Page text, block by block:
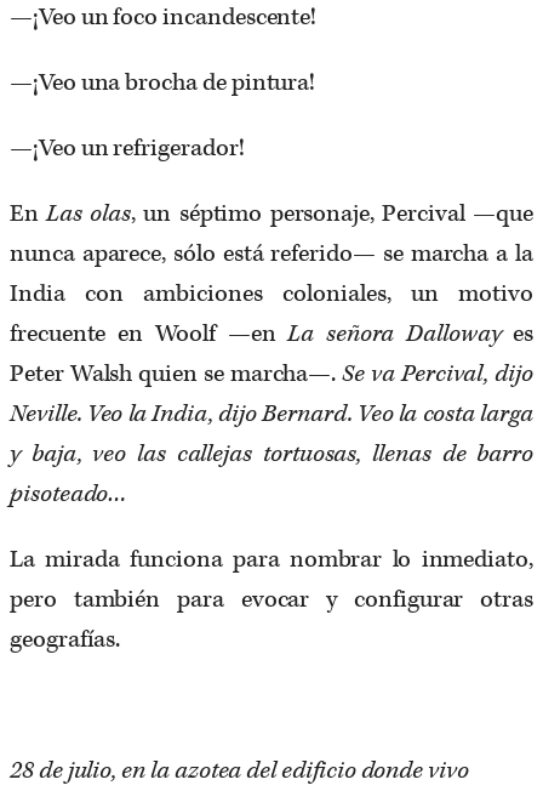
—¡Veo un foco incandescente!
—¡Veo una brocha de pintura!
—¡Veo un refrigerador!
EnLas olas, un séptimo personaje, Percival —que
nunca aparece, sólo está referido— se marcha a la
India con ambiciones coloniales, un motivo
frecuente en Woolf —enLa señora Dallowayes
Peter Walsh quien se marcha—.Se va Percival, dijo
Neville. Veo la India, dijo Bernard. Veo la costa larga
y baja, veo las callejas tortuosas, llenas de barro
pisoteado…
La mirada funciona para nombrar lo inmediato,
pero también para evocar y configurar otras
geografías.
28 de julio, en la azotea del edificio donde vivo